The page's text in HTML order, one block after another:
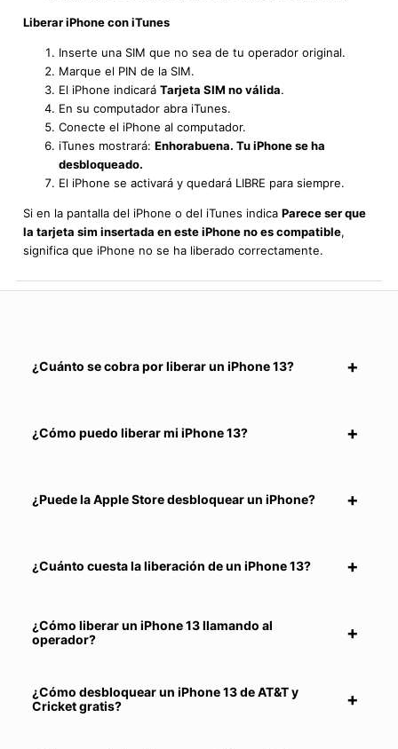
Liberar iPhone con iTunes
Inserte una SIM que no sea de tu operador original.
Marque el PIN de la SIM.
El iPhone indicará Tarjeta SIM no válida.
En su computador abra iTunes.
Conecte el iPhone al computador.
iTunes mostrará: Enhorabuena. Tu iPhone se ha
desbloqueado.
El iPhone se activará y quedará LIBRE para siempre.
Si en la pantalla del iPhone o del iTunes indica Parece ser que
la tarjeta sim insertada en este iPhone no es compatible,
significa que iPhone no se ha liberado correctamente.
¿Cuánto se cobra por liberar un iPhone 13?
¿Cómo puedo liberar mi iPhone 13?
¿Puede la Apple Store desbloquear un iPhone?
¿Cuánto cuesta la liberación de un iPhone 13?
¿Cómo liberar un iPhone 13 llamando al
operador?
¿Cómo desbloquear un iPhone 13 de AT&T y
Cricket gratis?